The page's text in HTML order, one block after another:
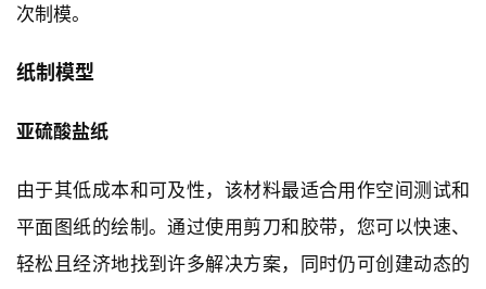
次制模。
纸制模型
亚硫酸盐纸
由于其低成本和可及性，该材料最适合用作空间测试和
平面图纸的绘制。通过使用剪刀和胶带，您可以快速、
轻松且经济地找到许多解决方案，同时仍可创建动态的